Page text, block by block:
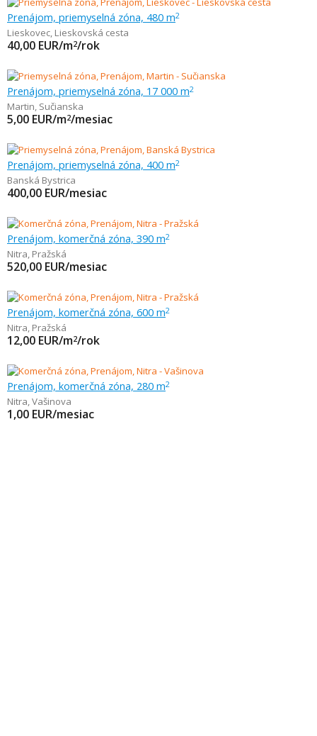
Prenájom, priemyselná zóna, 480 m2
Lieskovec, Lieskovská cesta
40,00 EUR/m2/rok
Prenájom, priemyselná zóna, 17 000 m2
Martin, Sučianska
5,00 EUR/m2/mesiac
Prenájom, priemyselná zóna, 400 m2
Banská Bystrica
400,00 EUR/mesiac
Prenájom, komerčná zóna, 390 m2
Nitra, Pražská
520,00 EUR/mesiac
Prenájom, komerčná zóna, 600 m2
Nitra, Pražská
12,00 EUR/m2/rok
Prenájom, komerčná zóna, 280 m2
Nitra,Vašinova
1,00 EUR/mesiac